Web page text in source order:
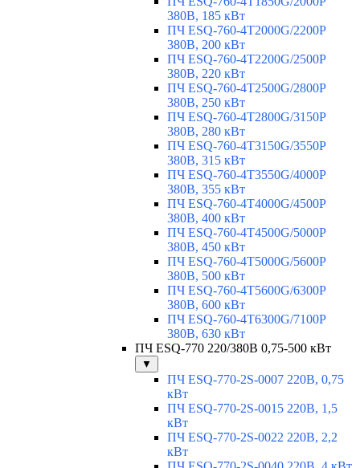
380В, 185 кВт
ПЧ ESQ-760-4T2000G/2200P
380В, 200 кВт
ПЧ ESQ-760-4T2200G/2500P
380В, 220 кВт
ПЧ ESQ-760-4T2500G/2800P
380В, 250 кВт
ПЧ ESQ-760-4T2800G/3150P
380В, 280 кВт
ПЧ ESQ-760-4T3150G/3550P
380В, 315 кВт
ПЧ ESQ-760-4T3550G/4000P
380В, 355 кВт
ПЧ ESQ-760-4T4000G/4500P
380В, 400 кВт
ПЧ ESQ-760-4T4500G/5000P
380В, 450 кВт
ПЧ ESQ-760-4T5000G/5600P
380В, 500 кВт
ПЧ ESQ-760-4T5600G/6300P
380В, 600 кВт
ПЧ ESQ-760-4T6300G/7100P
380В, 630 кВт
ПЧ ESQ-770 220/380В 0,75-500 кВт
▼
ПЧ ESQ-770-2S-0007 220В, 0,75
кВт
ПЧ ESQ-770-2S-0015 220В, 1,5
кВт
ПЧ ESQ-770-2S-0022 220В, 2,2
кВт